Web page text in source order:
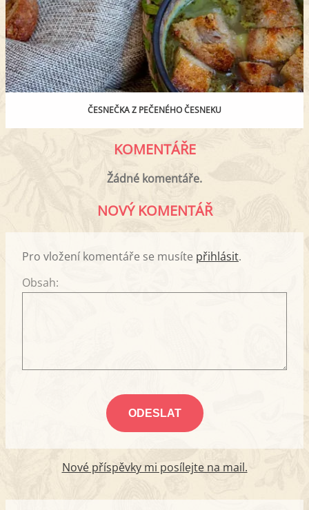
ČESNEČKA Z PEČENÉHO ČESNEKU
KOMENTÁŘE
Žádné komentáře.
NOVÝ KOMENTÁŘ
Pro vložení komentáře se musíte přihlásit.
Obsah:
Nové příspěvky mi posílejte na mail.